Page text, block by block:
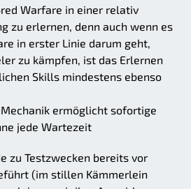
Warfare in einer relativ
zu erlernen, denn auch wenn es
in erster Linie darum geht,
zu kämpfen, ist das Erlernen
Skills mindestens ebenso
ermöglicht sofortige
jede Wartezeit
zu Testzwecken bereits vor
(im stillen Kämmerlein